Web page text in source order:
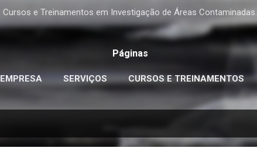
Cursos e Treinamentos em Investigação de Áreas Contaminadas.
Páginas
EMPRESA SERVIÇOS CURSOS E TREINAMENTOS